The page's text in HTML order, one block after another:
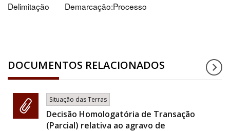
Delimitação Demarcação:Processo
DOCUMENTOS RELACIONADOS
Situação das Terras
Decisão Homologatória de Transação
(Parcial) relativa ao agravo de